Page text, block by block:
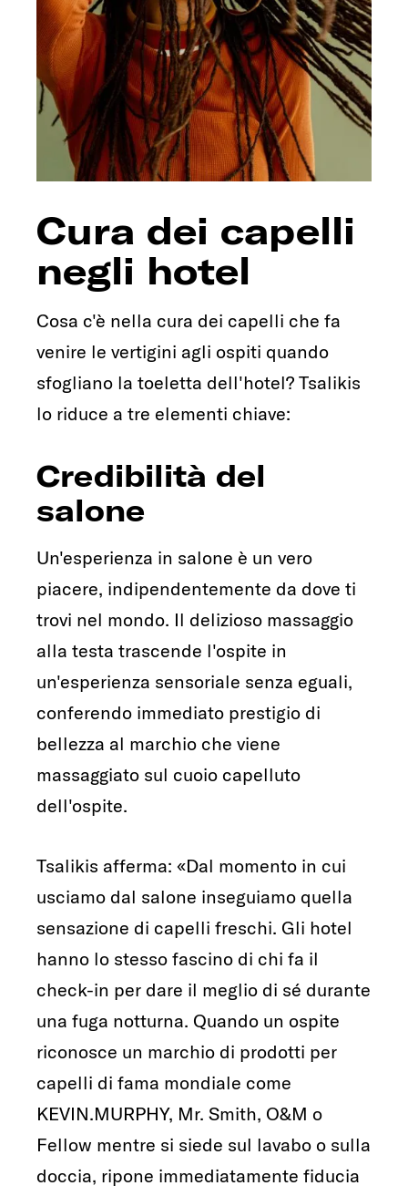
Cura dei capelli
negli hotel
Cosa c'è nella cura dei capelli che fa
venire le vertigini agli ospiti quando
sfogliano la toeletta dell'hotel? Tsalikis
lo riduce a tre elementi chiave:
Credibilità del
salone
Un'esperienza in salone è un vero
piacere, indipendentemente da dove ti
trovi nel mondo. Il delizioso massaggio
alla testa trascende l'ospite in
un'esperienza sensoriale senza eguali,
conferendo immediato prestigio di
bellezza al marchio che viene
massaggiato sul cuoio capelluto
dell'ospite.
Tsalikis afferma: «Dal momento in cui
usciamo dal salone inseguiamo quella
sensazione di capelli freschi. Gli hotel
hanno lo stesso fascino di chi fa il
check-in per dare il meglio di sé durante
una fuga notturna. Quando un ospite
riconosce un marchio di prodotti per
capelli di fama mondiale come
KEVIN.MURPHY, Mr. Smith, O&M o
Fellow mentre si siede sul lavabo o sulla
doccia, ripone immediatamente fiducia